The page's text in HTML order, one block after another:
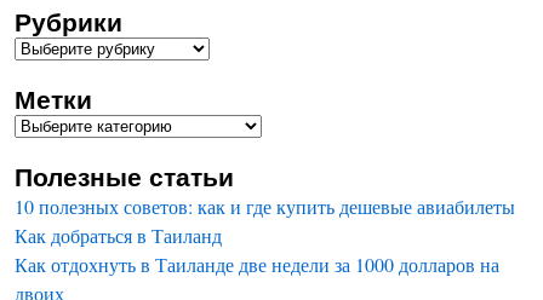
Рубрики
Метки
Полезные статьи
10 полезных советов: как и где купить дешевые авиабилеты
Как добраться в Таиланд
Как отдохнуть в Таиланде две недели за 1000 долларов на
двоих